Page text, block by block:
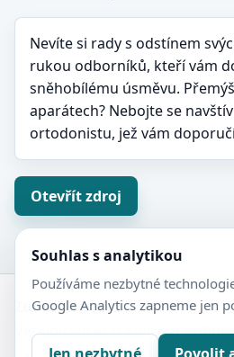
Nevíte si rady s odstínem
rukou odborníků, kteří vám
sněhobílému úsměvu.
aparátech? Nebojte se
ortodonistu, jež vám
Otevřít zdroj
Zubní-lékaři.cz
Veřejný adresář zubních
Souhlas s analytikou
Používáme nezbytné
Google Analytics zapneme jen
Jen nezbytné Povolit